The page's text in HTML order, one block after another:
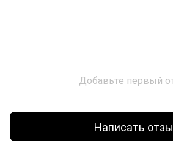
Добавьте первый
Написать